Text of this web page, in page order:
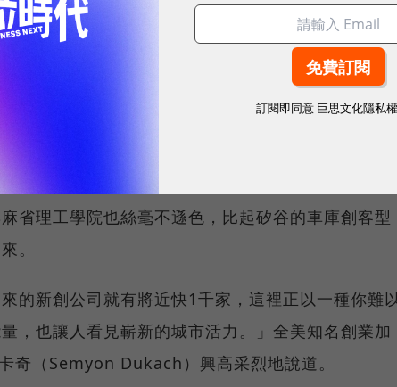
有些急功近利，這讓我有點不舒服。這裡彌漫著一
，矽谷之外的很多企業似乎更加著眼於長遠發
，在這波全球創業熱潮中開始動了起來。西岸有史
省理工學院也絲毫不遜色，比起矽谷的車庫創客型
。
的新創公司就有將近快1千家，這裡正以一種你難
，也讓人看見嶄新的城市活力。」全美知名創業加
奇（Semyon Dukach）興高采烈地說道。
訂閱即同意 巨思文化隱私